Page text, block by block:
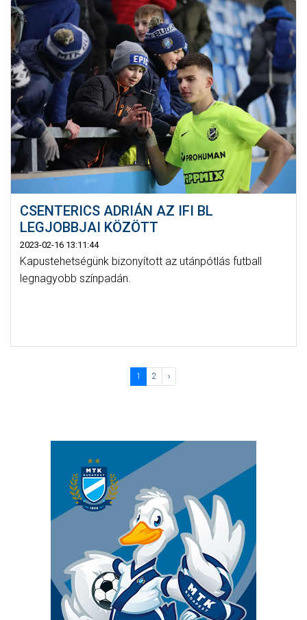
CSENTERICS ADRIÁN AZ IFI BL
LEGJOBBJAI KÖZÖTT
2023-02-16 13:11:44
Kapustehetségünk bizonyított az utánpótlás futball
legnagyobb színpadán.
1 2 ›